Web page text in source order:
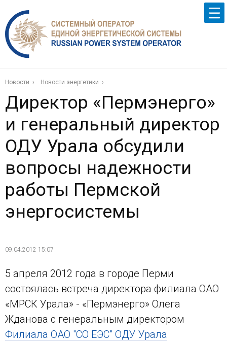
Новости Новости энергетики
Директор «Пермэнерго»
и генеральный директор
ОДУ Урала обсудили
вопросы надежности
работы Пермской
энергосистемы
09.04.2012 15:07
5 апреля 2012 года в городе Перми
состоялась встреча директора филиала ОАО
«МРСК Урала» - «Пермэнерго» Олега
Жданова с генеральным директором
Филиала ОАО "СО ЕЭС" ОДУ Урала